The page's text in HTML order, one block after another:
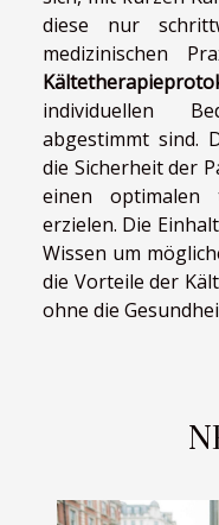
diese nur
medizinischen
individuellen
abgestimmt sind.
die Sicherheit der
einen optimalen
erzielen. Die
Wissen um
die Vorteile der
ohne die